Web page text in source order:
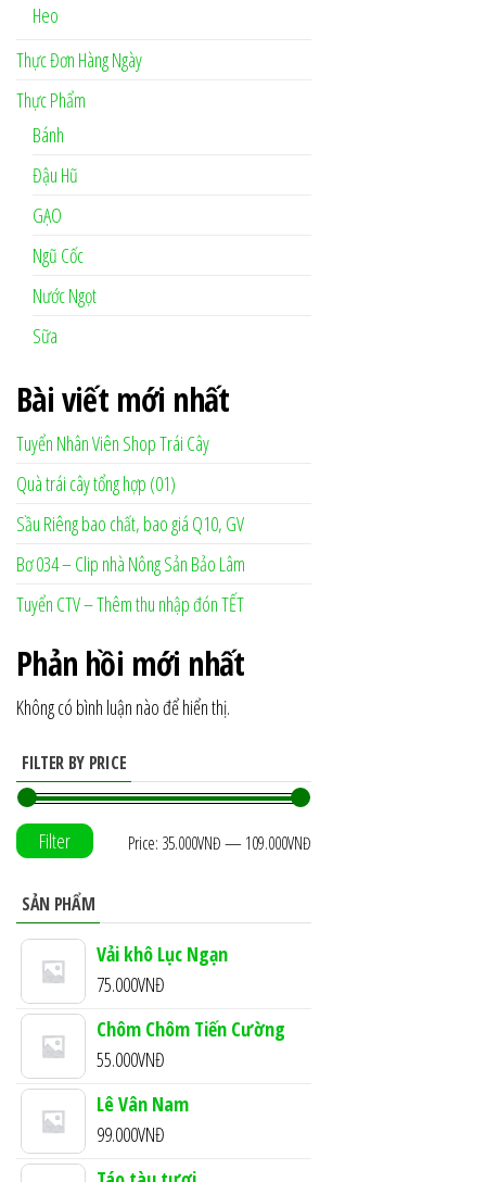
Heo
Thực Đơn Hàng Ngày
Thực Phẩm
Bánh
Đậu Hũ
GẠO
Ngũ Cốc
Nước Ngọt
Sữa
Bài viết mới nhất
Tuyển Nhân Viên Shop Trái Cây
Quà trái cây tổng hợp (01)
Sầu Riêng bao chất, bao giá Q10, GV
Bơ 034 – Clip nhà Nông Sản Bảo Lâm
Tuyển CTV – Thêm thu nhập đón TẾT
Phản hồi mới nhất
Không có bình luận nào để hiển thị.
FILTER BY PRICE
Filter Price: 35.000VNĐ—109.000VNĐ
SẢN PHẨM
Vải khô Lục Ngạn
75.000VNĐ
Chôm Chôm Tiến Cường
55.000VNĐ
Lê Vân Nam
99.000VNĐ